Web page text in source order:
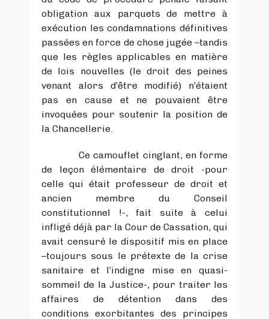
obligation aux parquets de mettre à
exécution les condamnations définitives
passées en force de chose jugée –tandis
que les règles applicables en matière
de lois nouvelles (le droit des peines
venant alors d’être modifié) n’étaient
pas en cause et ne pouvaient être
invoquées pour soutenir la position de
la Chancellerie.
Ce camouflet cinglant, en forme
de leçon élémentaire de droit -pour
celle qui était professeur de droit et
ancien membre du Conseil
constitutionnel !-, fait suite à celui
infligé déjà par la Cour de Cassation, qui
avait censuré le dispositif mis en place
–toujours sous le prétexte de la crise
sanitaire et l’indigne mise en quasi-
sommeil de la Justice-, pour traiter les
affaires de détention dans des
conditions exorbitantes des principes